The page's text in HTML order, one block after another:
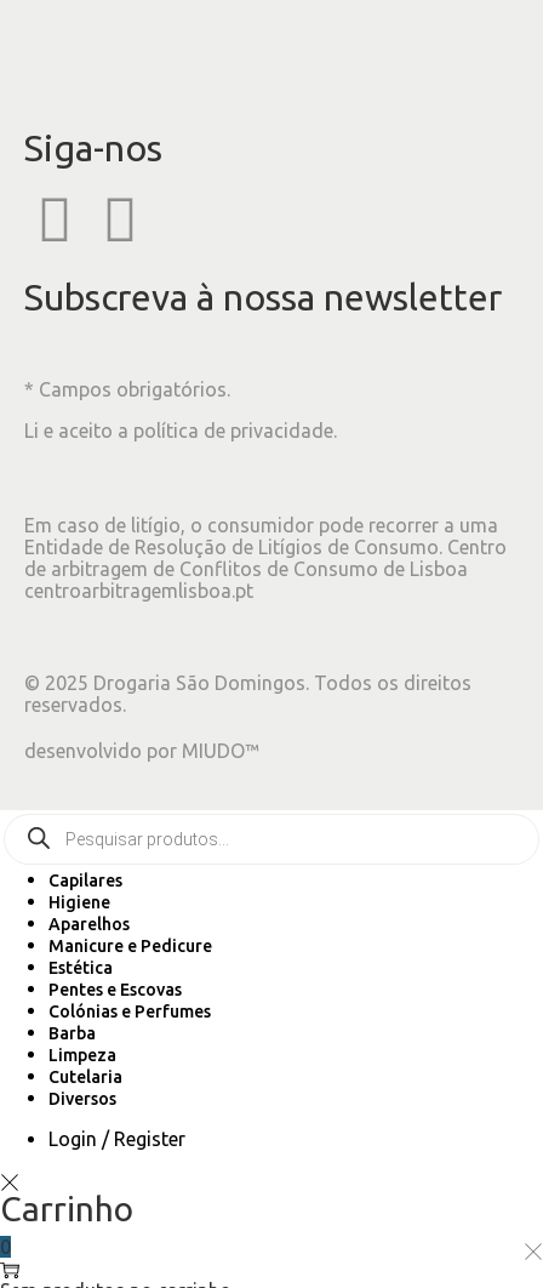
Siga-nos
Subscreva à nossa newsletter
* Campos obrigatórios.
Li e aceito a política de privacidade.
Em caso de litígio, o consumidor pode recorrer a uma
Entidade de Resolução de Litígios de Consumo. Centro
de arbitragem de Conflitos de Consumo de Lisboa
centroarbitragemlisboa.pt
© 2025 Drogaria São Domingos. Todos os direitos
reservados.
desenvolvido por MIUDO™
Capilares
Higiene
Aparelhos
Manicure e Pedicure
Estética
Pentes e Escovas
Colónias e Perfumes
Barba
Limpeza
Cutelaria
Diversos
Login / Register
Carrinho
0